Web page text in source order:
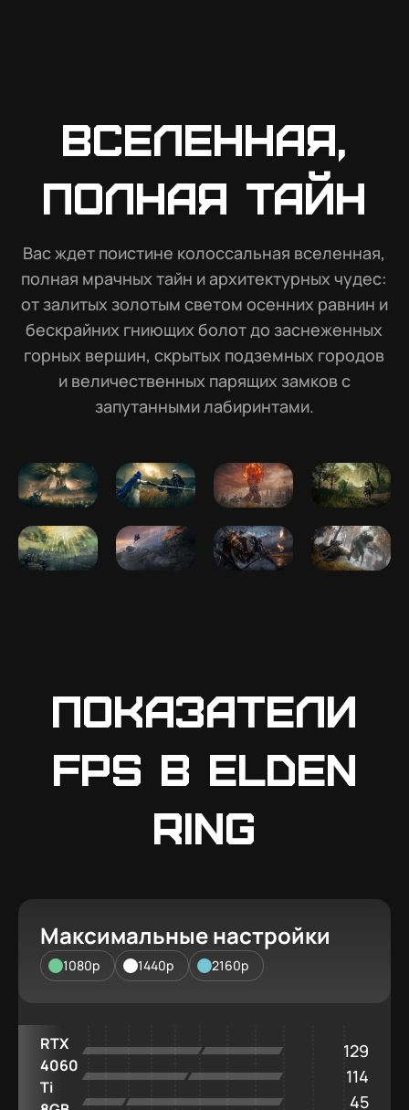
Вселенная,
полная тайн
Вас ждет поистине колоссальная вселенная,
полная мрачных тайн и архитектурных чудес:
от залитых золотым светом осенних равнин и
бескрайних гниющих болот до заснеженных
горных вершин, скрытых подземных городов
и величественных парящих замков с
запутанными лабиринтами.
Показатели
FPS в Elden
Ring
Максимальные настройки
1080p 1440p 2160p
RTX
4060
Ti
129
114
45